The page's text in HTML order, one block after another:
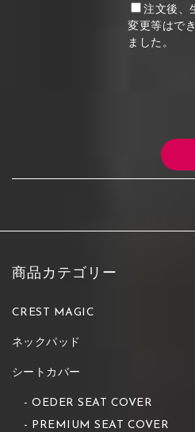
注文後、
変更等はで
ました。
商品カテゴリー
CREST MAGIC
ネックパッド
シートカバー
OEDER SEAT COVER
PREMIUM SEAT COVER